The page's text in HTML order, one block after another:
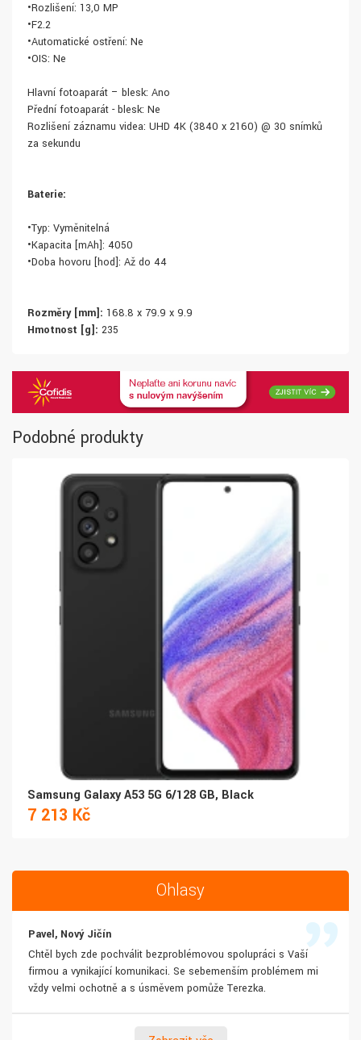
•Rozlišení: 13,0 MP
•F2.2
•Automatické ostření: Ne
•OIS: Ne
Hlavní fotoaparát – blesk: Ano
Přední fotoaparát - blesk: Ne
Rozlišení záznamu videa: UHD 4K (3840 x 2160) @ 30 snímků
za sekundu
Baterie:
•Typ: Vyměnitelná
•Kapacita [mAh]: 4050
•Doba hovoru [hod]: Až do 44
Rozměry [mm]: 168.8 x 79.9 x 9.9
Hmotnost [g]: 235
Podobné produkty
Samsung Galaxy A53 5G 6/128 GB, Black
7 213 Kč
Ohlasy
Pavel, Nový Jičín
Chtěl bych zde pochválit bezproblémovou spolupráci s Vaší
firmou a vynikající komunikaci. Se sebemenším problémem mi
vždy velmi ochotně a s úsměvem pomůže Terezka.